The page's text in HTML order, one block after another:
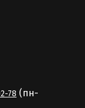
78 (пн-